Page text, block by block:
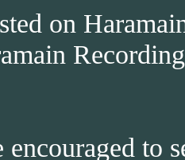
on
encouraged to